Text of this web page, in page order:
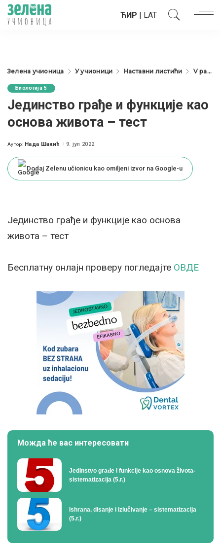
ЋИР | LAT
Зелена учионица У учионици Наставни листићи V разред
Биологија 5
Јединство грађе и функције као
основа живота – тест
Posted
Аутор: Нада Шакић 9. јул 2022.
Dodaj Zelenu učionicu kao omiljeni izvor na Google-u
Јединство грађе и функције као основа
живота – тест
Бесплатну онлајн проверу погледајте ОВДЕ
Можда ће вас интересовати
Jedinstvo građe i funkcije kao osnova života-
sistematizacija (5.r.)
Ishrana, disanje i izlučivanje – sistematizacija
(5.r.)